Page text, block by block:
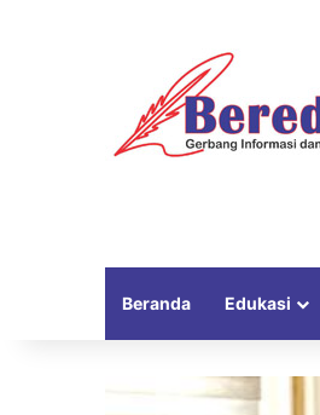
Beranda Edukasi